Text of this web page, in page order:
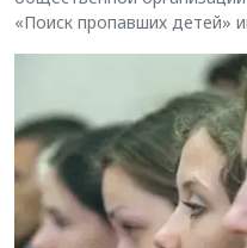
«Поиск пропавших детей»